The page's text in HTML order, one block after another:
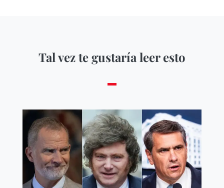
Tal vez te gustaría leer esto